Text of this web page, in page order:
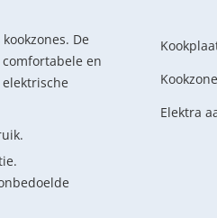
De
en
Elektra